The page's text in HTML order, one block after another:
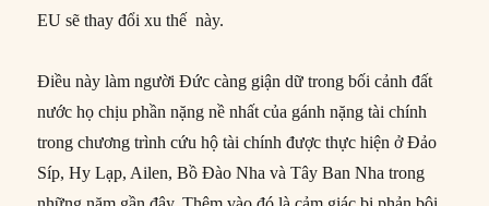
EU sẽ thay đổi xu thế này.
Điều này làm người Đức càng giận dữ trong bối cảnh đất
nước họ chịu phần nặng nề nhất của gánh nặng tài chính
trong chương trình cứu hộ tài chính được thực hiện ở Đảo
Síp, Hy Lạp, Ailen, Bồ Đào Nha và Tây Ban Nha trong